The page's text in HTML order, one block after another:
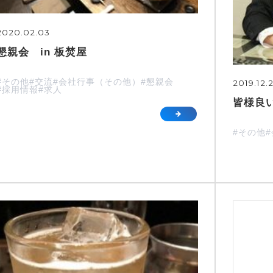
親会 in 板焚屋
その他#交流#会社行事（その他）#懇親会
採用情報#求人
皆様良
#その他#